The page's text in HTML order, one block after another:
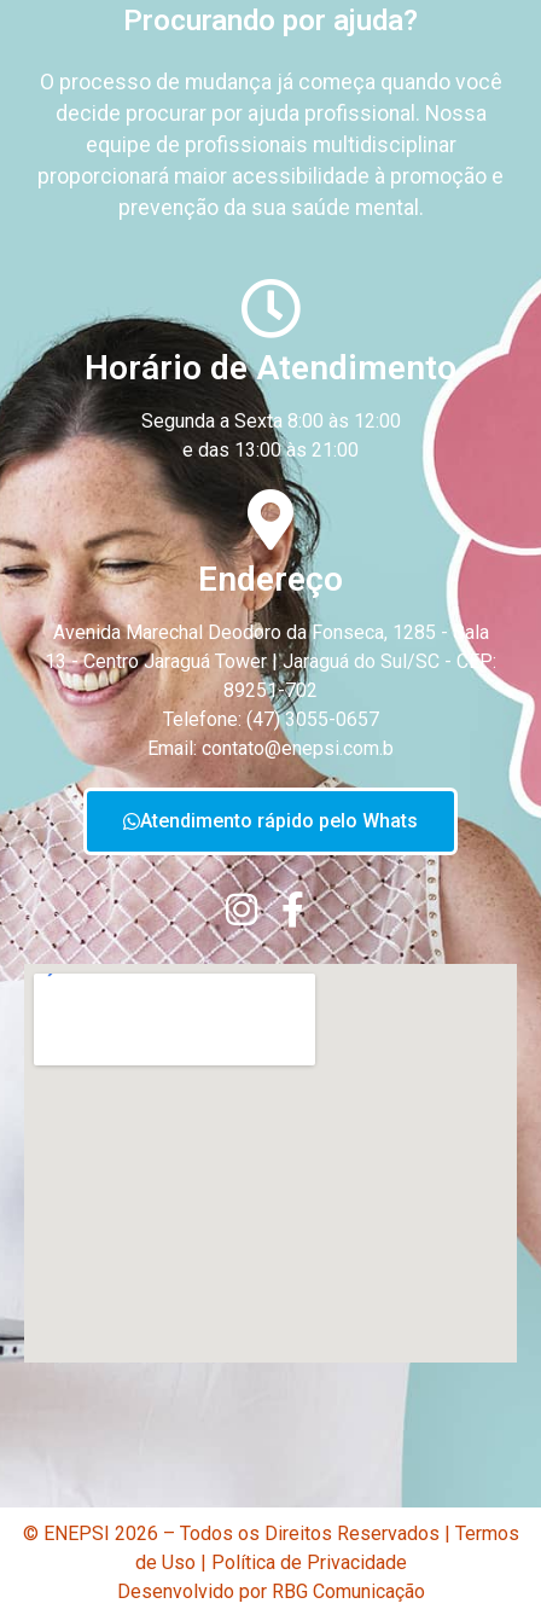
Procurando por ajuda?
O processo de mudança já começa quando você
decide procurar por ajuda profissional. Nossa
equipe de profissionais multidisciplinar
proporcionará maior acessibilidade à promoção e
prevenção da sua saúde mental.
Horário de Atendimento
Segunda a Sexta 8:00 às 12:00
e das 13:00 às 21:00
Endereço
Avenida Marechal Deodoro da Fonseca, 1285 - Sala
13 - Centro Jaraguá Tower | Jaraguá do Sul/SC - CEP:
89251-702
Telefone: (47) 3055-0657
Email: contato@enepsi.com.b
Atendimento rápido pelo Whats
© ENEPSI 2026 – Todos os Direitos Reservados | Termos
de Uso| Política de Privacidade
Desenvolvido por RBG Comunicação